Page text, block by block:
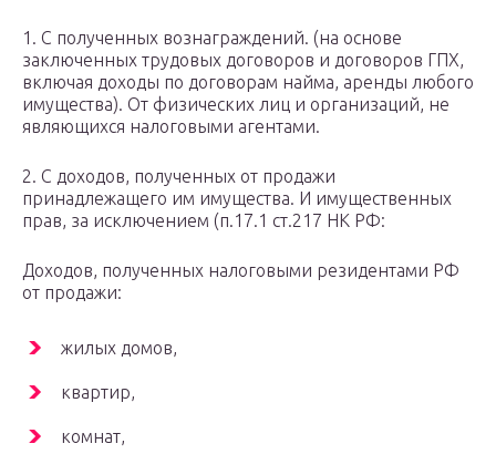
1. С полученных вознаграждений. (на основе
заключенных трудовых договоров и договоров ГПХ,
включая доходы по договорам найма, аренды любого
имущества). От физических лиц и организаций, не
являющихся налоговыми агентами.
2. С доходов, полученных от продажи
принадлежащего им имущества. И имущественных
прав, за исключением (п.17.1 ст.217 НК РФ:
Доходов, полученных налоговыми резидентами РФ
от продажи:
жилых домов,
квартир,
комнат,